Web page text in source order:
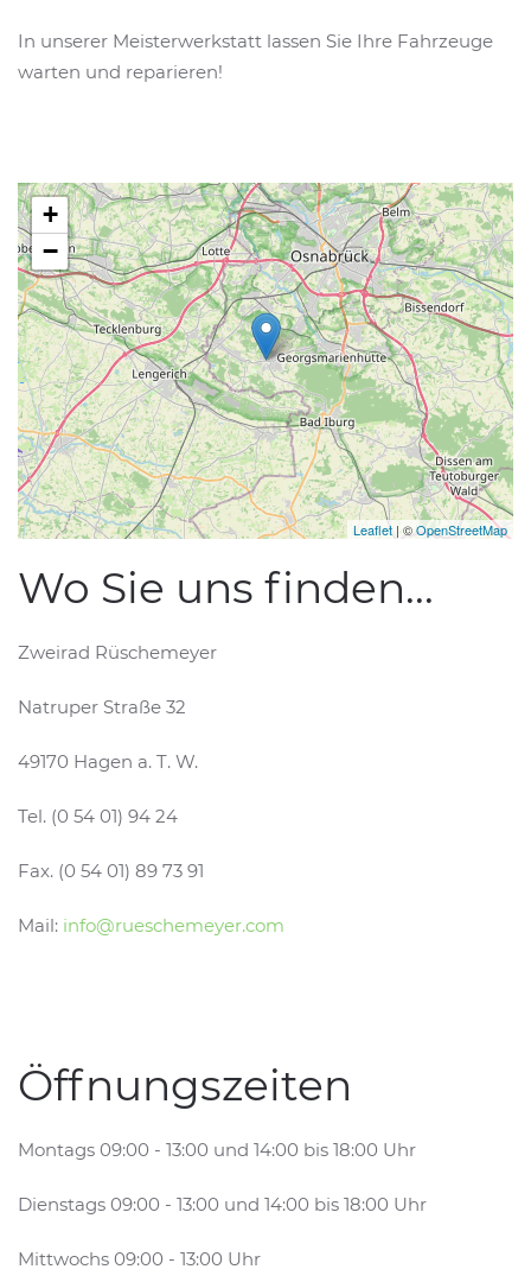
In unserer Meisterwerkstatt lassen Sie Ihre Fahrzeuge
warten und reparieren!
+
−
Leaflet | ©OpenStreetMap
Wo Sie uns finden...
Zweirad Rüschemeyer
Natruper Straße 32
49170 Hagen a. T. W.
Tel. (0 54 01) 94 24
Fax. (0 54 01) 89 73 91
Mail: info@rueschemeyer.com
Öffnungszeiten
Montags 09:00 - 13:00 und 14:00 bis 18:00 Uhr
Dienstags 09:00 - 13:00 und 14:00 bis 18:00 Uhr
Mittwochs 09:00 - 13:00 Uhr